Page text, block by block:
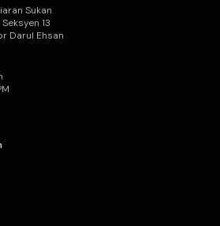
Sukan
13
Darul Ehsan